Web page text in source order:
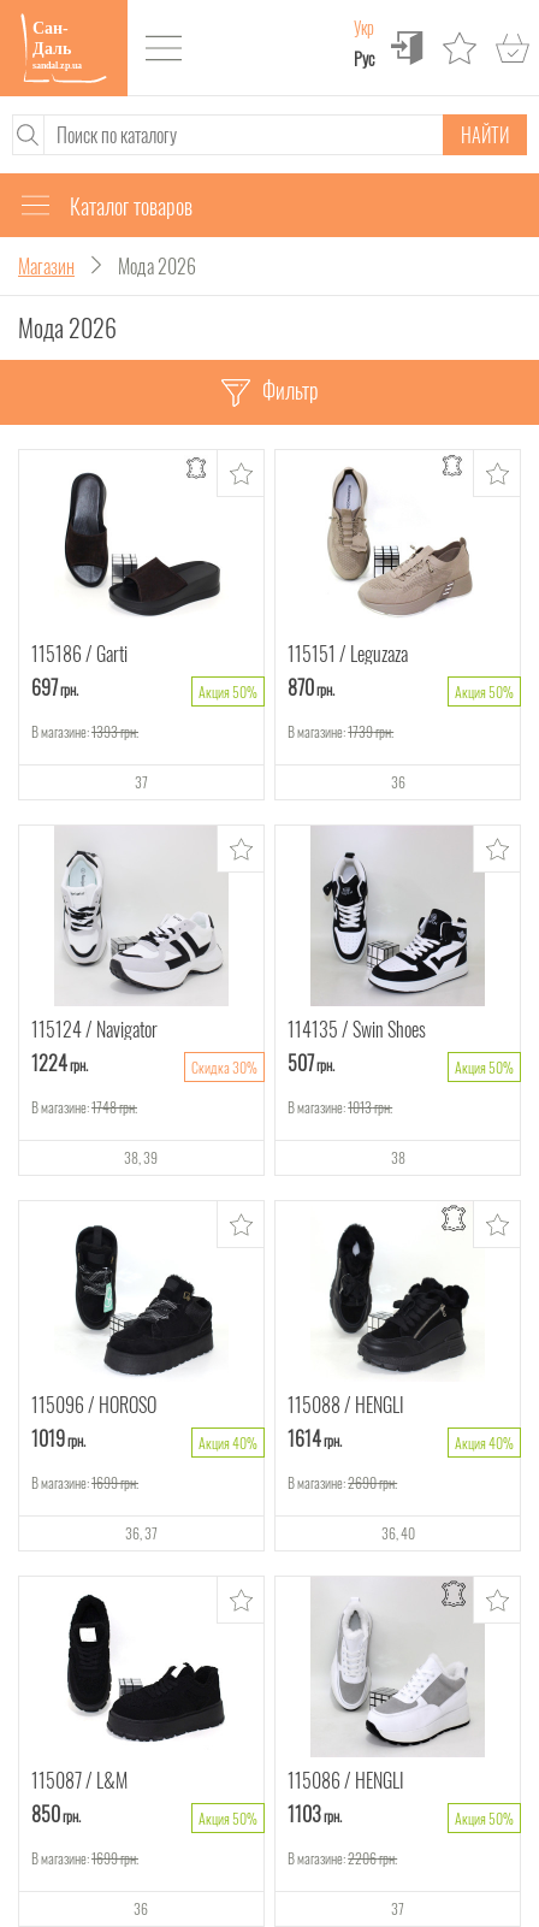
Укр
Рус
НАЙТИ
Каталог товаров
Магазин Мода 2026
Мода 2026
Фильтр
115186 Garti
697грн.
Акция 50%
В магазине:1393грн.
37
115151
Leguzaza
870грн.
Акция 50%
В магазине:1739грн.
36
115124 Navigator
1224грн.
Скидка 30%
В магазине:1748грн.
38 39
114135 Swin Shoes
507грн.
Акция 50%
В магазине:1013грн.
38
115096 HOROSO
1019грн.
Акция 40%
В магазине:1699грн.
36 37
115088 HENGLI
1614грн.
Акция 40%
В магазине:2690грн.
36 40
115087 L&M
850грн.
Акция 50%
В магазине:1699грн.
36
115086 HENGLI
1103грн.
Акция 50%
В магазине:2206грн.
37